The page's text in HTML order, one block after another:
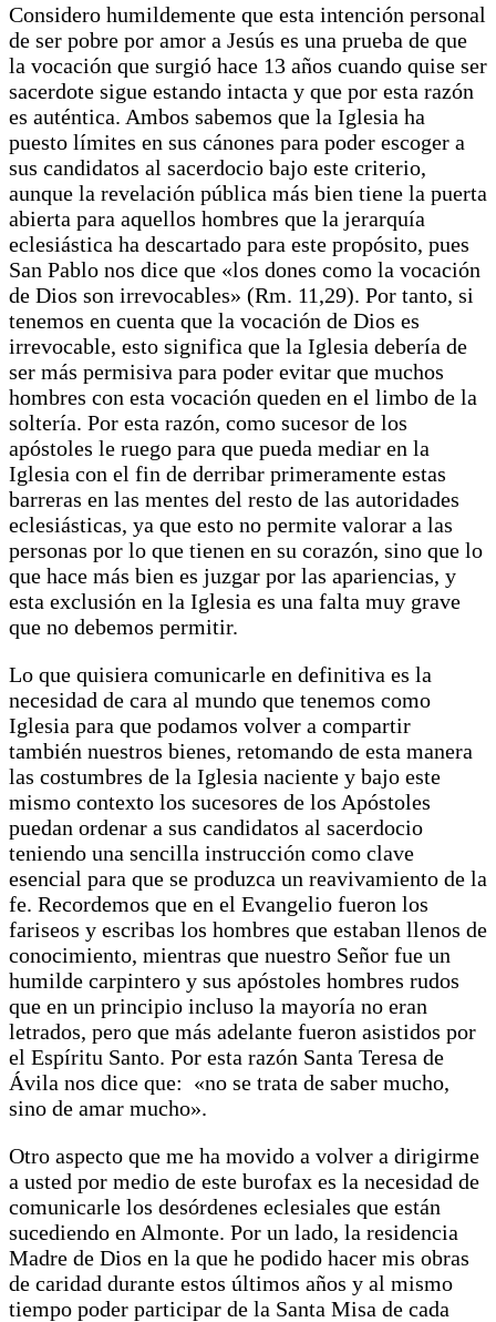
Considero humildemente que esta intención personal
de ser pobre por amor a Jesús es una prueba de que
la vocación que surgió hace 13 años cuando quise ser
sacerdote sigue estando intacta y que por esta razón
es auténtica. Ambos sabemos que la Iglesia ha
puesto límites en sus cánones para poder escoger a
sus candidatos al sacerdocio bajo este criterio,
aunque la revelación pública más bien tiene la puerta
abierta para aquellos hombres que la jerarquía
eclesiástica ha descartado para este propósito, pues
San Pablo nos dice que «los dones como la vocación
de Dios son irrevocables» (Rm. 11,29). Por tanto, si
tenemos en cuenta que la vocación de Dios es
irrevocable, esto significa que la Iglesia debería de
ser más permisiva para poder evitar que muchos
hombres con esta vocación queden en el limbo de la
soltería. Por esta razón, como sucesor de los
apóstoles le ruego para que pueda mediar en la
Iglesia con el fin de derribar primeramente estas
barreras en las mentes del resto de las autoridades
eclesiásticas, ya que esto no permite valorar a las
personas por lo que tienen en su corazón, sino que lo
que hace más bien es juzgar por las apariencias, y
esta exclusión en la Iglesia es una falta muy grave
que no debemos permitir.
Lo que quisiera comunicarle en definitiva es la
necesidad de cara al mundo que tenemos como
Iglesia para que podamos volver a compartir
también nuestros bienes, retomando de esta manera
las costumbres de la Iglesia naciente y bajo este
mismo contexto los sucesores de los Apóstoles
puedan ordenar a sus candidatos al sacerdocio
teniendo una sencilla instrucción como clave
esencial para que se produzca un reavivamiento de la
fe. Recordemos que en el Evangelio fueron los
fariseos y escribas los hombres que estaban llenos de
conocimiento, mientras que nuestro Señor fue un
humilde carpintero y sus apóstoles hombres rudos
que en un principio incluso la mayoría no eran
letrados, pero que más adelante fueron asistidos por
el Espíritu Santo. Por esta razón Santa Teresa de
Ávila nos dice que: «no se trata de saber mucho,
sino de amar mucho».
Otro aspecto que me ha movido a volver a dirigirme
a usted por medio de este burofax es la necesidad de
comunicarle los desórdenes eclesiales que están
sucediendo en Almonte. Por un lado, la residencia
Madre de Dios en la que he podido hacer mis obras
de caridad durante estos últimos años y al mismo
tiempo poder participar de la Santa Misa de cada